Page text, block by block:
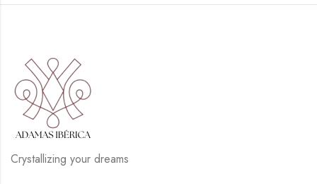
Crystallizing your dreams